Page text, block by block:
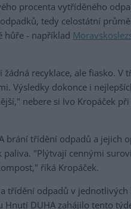
procenta vytříděného
tedy celostátní
hůře - například
recyklace, ale fiasko. V
Výsledky dokonce i
nebere si Ivo Kropáček
brání třídění odpadů a jejich
"Plýtvají cennými
říká Kropáček.
třídění odpadů v
Hnutí DUHA zahájilo tento